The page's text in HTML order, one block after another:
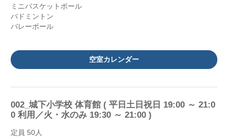
ミニバスケットボール
バドミントン
バレーボール
空室カレンダー
002_城下小学校 体育館 ( 平日土日祝日 19:00 ～ 21:0
0 利用／火・水のみ 19:30 ～ 21:00 )
定員 50人